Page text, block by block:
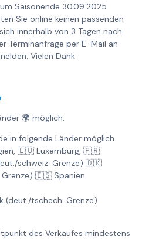
Saisonende 30.09.2025
Sie online keinen passenden
innerhalb von 3 Tagen nach
Terminanfrage per E-Mail an
Vielen Dank
🌍 möglich.
in folgende Länder möglich
🇱🇺 Luxemburg, 🇫🇷
schweiz. Grenze) 🇩🇰
Grenze) 🇪🇸 Spanien
(deut./tschech. Grenze)
des Verkaufes mindestens